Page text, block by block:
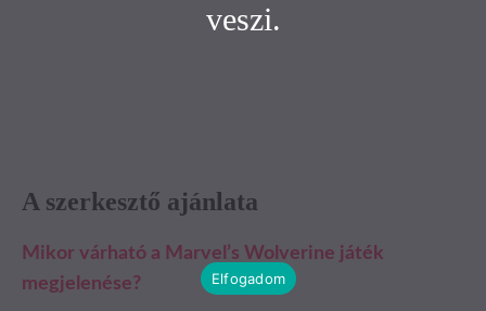
A szerkesztő ajánlata
Mikor várható a Marvel’s Wolverine játék
megjelenése?
veszi.
Elfogadom